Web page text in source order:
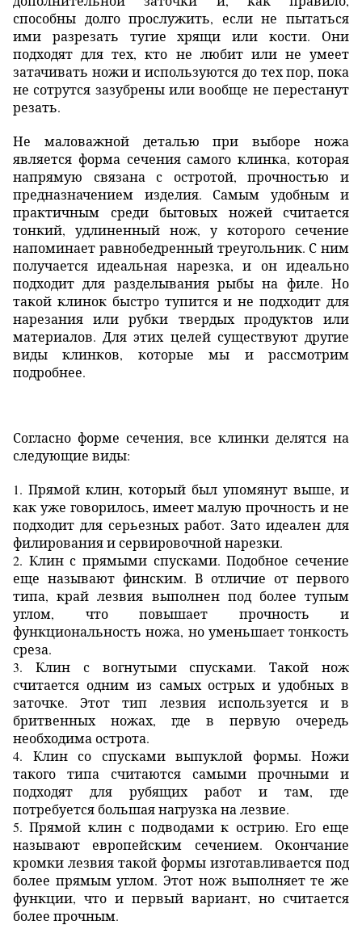
способны долго прослужить, если не пытаться
ими разрезать тугие хрящи или кости. Они
подходят для тех, кто не любит или не умеет
затачивать ножи и используются до тех пор, пока
не сотрутся зазубрены или вообще не перестанут
резать.
Не маловажной деталью при выборе ножа
является форма сечения самого клинка, которая
напрямую связана с остротой, прочностью и
предназначением изделия. Самым удобным и
практичным среди бытовых ножей считается
тонкий, удлиненный нож, у которого сечение
напоминает равнобедренный треугольник. С ним
получается идеальная нарезка, и он идеально
подходит для разделывания рыбы на филе. Но
такой клинок быстро тупится и не подходит для
нарезания или рубки твердых продуктов или
материалов. Для этих целей существуют другие
виды клинков, которые мы и рассмотрим
подробнее.
Согласно форме сечения, все клинки делятся на
следующие виды:
1. Прямой клин, который был упомянут выше, и
как уже говорилось, имеет малую прочность и не
подходит для серьезных работ. Зато идеален для
филирования и сервировочной нарезки.
2. Клин с прямыми спусками. Подобное сечение
еще называют финским. В отличие от первого
типа, край лезвия выполнен под более тупым
углом, что повышает прочность и
функциональность ножа, но уменьшает тонкость
среза.
3. Клин с вогнутыми спусками. Такой нож
считается одним из самых острых и удобных в
заточке. Этот тип лезвия используется и в
бритвенных ножах, где в первую очередь
необходима острота.
4. Клин со спусками выпуклой формы. Ножи
такого типа считаются самыми прочными и
подходят для рубящих работ и там, где
потребуется большая нагрузка на лезвие.
5. Прямой клин с подводами к острию. Его еще
называют европейским сечением. Окончание
кромки лезвия такой формы изготавливается под
более прямым углом. Этот нож выполняет те же
функции, что и первый вариант, но считается
более прочным.